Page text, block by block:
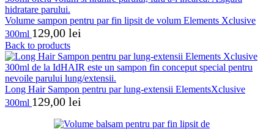
Volume sampon pentru par fin lipsit de volum Elements Xclusive
300ml 129,00 lei
Back to products
Long Hair Sampon pentru par lung-extensii ElementsXclusive
300ml 129,00 lei